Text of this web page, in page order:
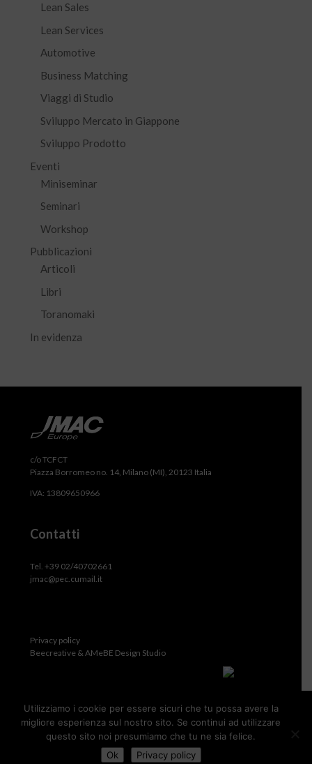
Lean Sales
Lean Services
Automotive
Business Matching
Viaggi di Studio
Sviluppo Mercato in Giappone
Sviluppo Prodotto
Eventi
Miniseminar
Seminari
Workshop
Pubblicazioni
Articoli
Libri
Toranomaki
In evidenza
c/o TCFCT
Piazza Borromeo no. 14, Milano (MI), 20123 Italia
IVA: 13809650966
Contatti
Tel. +39 02/40702661
jmac@pec.cumail.it
Privacy policy
Beecreative & AMeBE Design Studio
JMA Consultants Inc.
Utilizziamo i cookie per essere sicuri che tu possa avere la
migliore esperienza sul nostro sito. Se continui ad utilizzare
questo sito noi presumiamo che tu ne sia felice.
Ok
Privacy policy